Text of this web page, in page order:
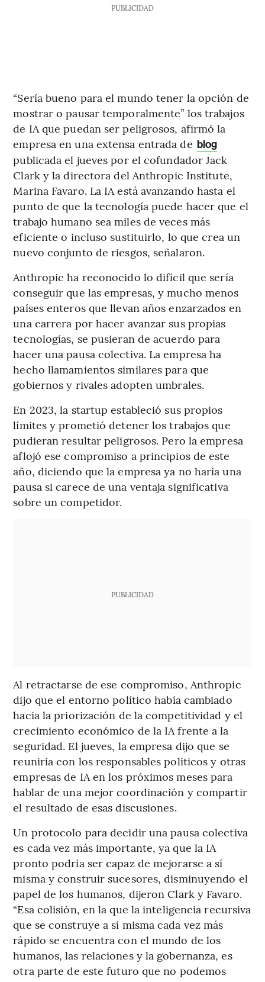
PUBLICIDAD
“Sería bueno para el mundo tener la opción de
mostrar o pausar temporalmente” los trabajos
de IA que puedan ser peligrosos, afirmó la
empresa en una extensa entrada de blog
publicada el jueves por el cofundador Jack
Clark y la directora del Anthropic Institute,
Marina Favaro. La IA está avanzando hasta el
punto de que la tecnología puede hacer que el
trabajo humano sea miles de veces más
eficiente o incluso sustituirlo, lo que crea un
nuevo conjunto de riesgos, señalaron.
Anthropic ha reconocido lo difícil que sería
conseguir que las empresas, y mucho menos
países enteros que llevan años enzarzados en
una carrera por hacer avanzar sus propias
tecnologías, se pusieran de acuerdo para
hacer una pausa colectiva. La empresa ha
hecho llamamientos similares para que
gobiernos y rivales adopten umbrales.
En 2023, la startup estableció sus propios
límites y prometió detener los trabajos que
pudieran resultar peligrosos. Pero la empresa
aflojó ese compromiso a principios de este
año, diciendo que la empresa ya no haría una
pausa si carece de una ventaja significativa
sobre un competidor.
PUBLICIDAD
Al retractarse de ese compromiso, Anthropic
dijo que el entorno político había cambiado
hacia la priorización de la competitividad y el
crecimiento económico de la IA frente a la
seguridad. El jueves, la empresa dijo que se
reuniría con los responsables políticos y otras
empresas de IA en los próximos meses para
hablar de una mejor coordinación y compartir
el resultado de esas discusiones.
Un protocolo para decidir una pausa colectiva
es cada vez más importante, ya que la IA
pronto podría ser capaz de mejorarse a sí
misma y construir sucesores, disminuyendo el
papel de los humanos, dijeron Clark y Favaro.
“Esa colisión, en la que la inteligencia recursiva
que se construye a sí misma cada vez más
rápido se encuentra con el mundo de los
humanos, las relaciones y la gobernanza, es
otra parte de este futuro que no podemos